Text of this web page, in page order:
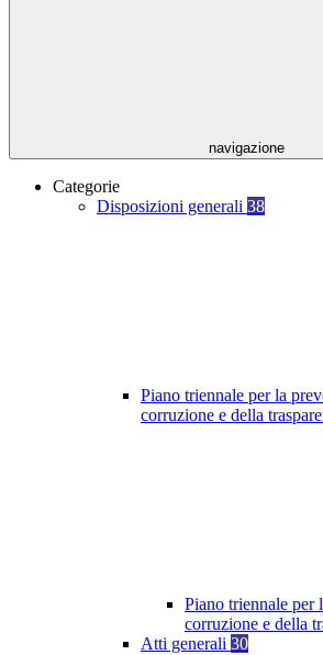
navigazione
Categorie
Disposizioni generali 38
Piano triennale per la
corruzione e della
Piano triennale per
corruzione e della
Atti generali 30